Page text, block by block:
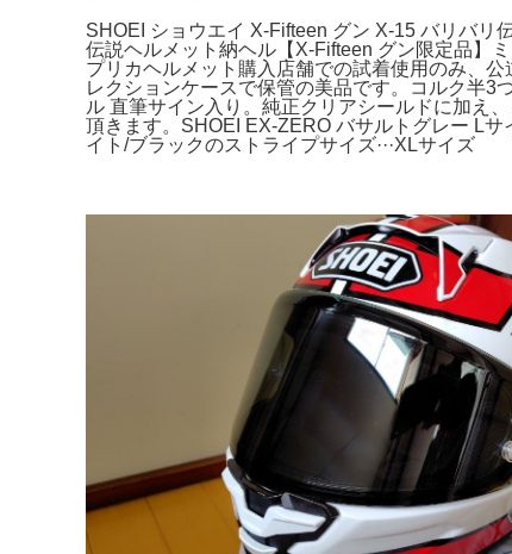
SHOEI ショウエイ X-Fifteen グン X-15 バリバリ
伝説ヘルメット納ヘル【X-Fifteen グン限定品】
プリカヘルメット購入店舗での試着使用のみ、
レクションケースで保管の美品です。コルク半
ル 直筆サイン入り。純正クリアシールドに加え
頂きます。SHOEI EX-ZERO バサルトグレー L
イト/ブラックのストライプサイズ···XLサイズ